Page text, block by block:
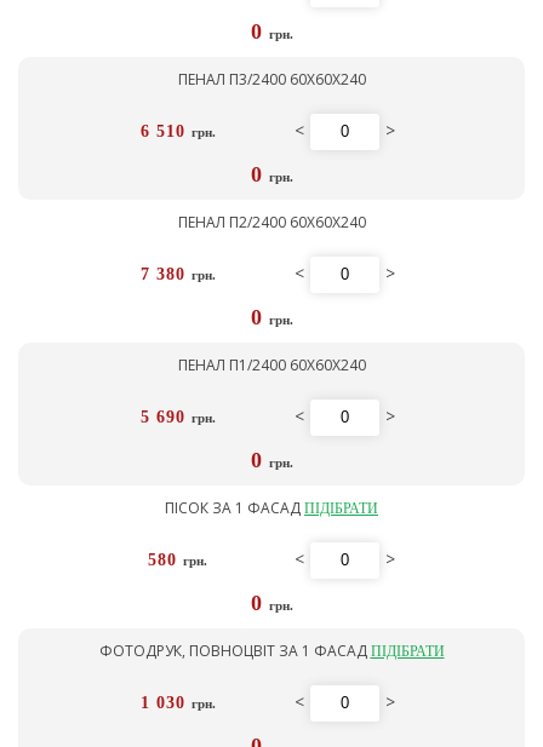
0 грн.
ПЕНАЛ П3/2400 60Х60Х240
6 510 грн. < >
0 грн.
ПЕНАЛ П2/2400 60Х60Х240
7 380 грн. < >
0 грн.
ПЕНАЛ П1/2400 60Х60Х240
5 690 грн. < >
0 грн.
ПІСОК ЗА 1 ФАСАД ПІДІБРАТИ
580 грн. < >
0 грн.
ФОТОДРУК, ПОВНОЦВІТ ЗА 1 ФАСАД ПІДІБРАТИ
1 030 грн. < >